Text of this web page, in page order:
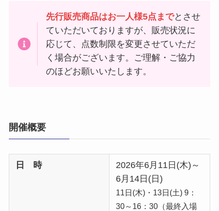
先行販売商品はお一人様5点までとさせ
ていただいておりますが、販売状況に
応じて、点数制限を変更させていただ
く場合がございます。ご理解・ご協力
のほどお願いいたします。
開催概要
日 時
2026年6月11日(木)～
6月14日(日)
11日(木)・13日(土) 9：
30～16：30（最終入場